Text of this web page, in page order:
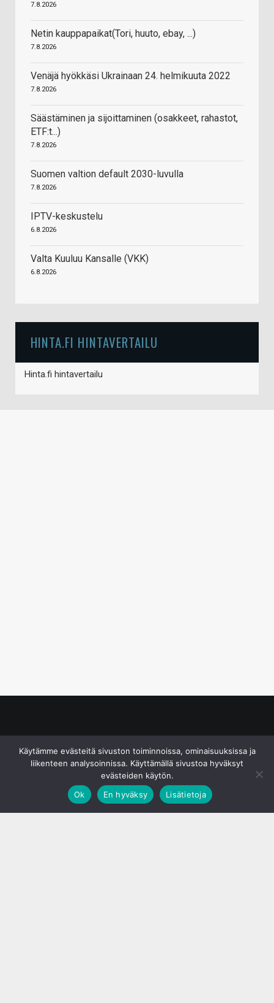
7.8.2026
Netin kauppapaikat(Tori, huuto, ebay, ...)
7.8.2026
Venäjä hyökkäsi Ukrainaan 24. helmikuuta 2022
7.8.2026
Säästäminen ja sijoittaminen (osakkeet, rahastot,
ETF:t...)
7.8.2026
Suomen valtion default 2030-luvulla
7.8.2026
IPTV-keskustelu
6.8.2026
Valta Kuuluu Kansalle (VKK)
6.8.2026
HINTA.FI HINTAVERTAILU
Hinta.fi hintavertailu
Käytämme evästeitä sivuston toiminnoissa, ominaisuuksissa ja
liikenteen analysoinnissa. Käyttämällä sivustoa hyväksyt
evästeiden käytön.
Ok
En hyväksy Lisätietoja